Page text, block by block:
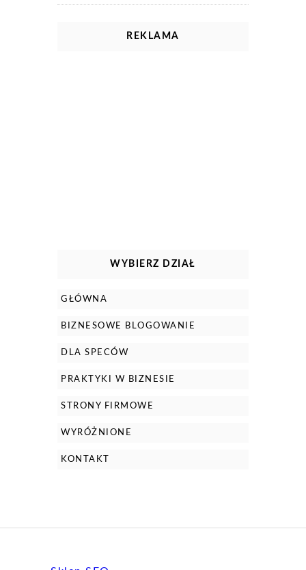
REKLAMA
WYBIERZ DZIAŁ
GŁÓWNA
BIZNESOWE BLOGOWANIE
DLA SPECÓW
PRAKTYKI W BIZNESIE
STRONY FIRMOWE
WYRÓŻNIONE
KONTAKT